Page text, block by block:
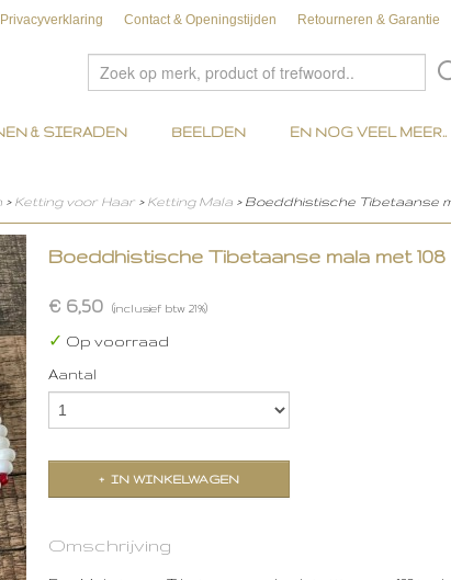
Privacyverklaring Contact & Openingstijden Retourneren & Garantie
& SIERADEN BEELDEN EN NOG VEEL MEER..
> Ketting voor Haar > Ketting Mala > Boeddhistische Tibetaanse
Boeddhistische Tibetaanse mala met 108
€ 6,50 (inclusief btw 21%)
✓ Op voorraad
Aantal
IN WINKELWAGEN
Omschrijving